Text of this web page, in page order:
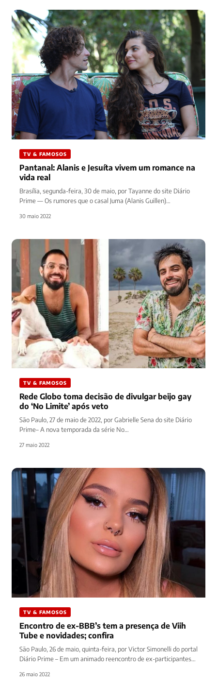
TV & FAMOSOS
Pantanal: Alanis e Jesuíta vivem um romance na
vida real
Brasília, segunda-feira, 30 de maio, por Tayanne do site Diário
Prime — Os rumores que o casal Juma (Alanis Guillen)…
30 maio 2022
TV & FAMOSOS
Rede Globo toma decisão de divulgar beijo gay
do ‘No Limite’ após veto
São Paulo, 27 de maio de 2022, por Gabrielle Sena do site Diário
Prime– A nova temporada da série No…
27 maio 2022
TV & FAMOSOS
Encontro de ex-BBB’s tem a presença de Viih
Tube e novidades; confira
São Paulo, 26 de maio, quinta-feira, por Victor Simonelli do portal
Diário Prime – Em um animado reencontro de ex-participantes…
26 maio 2022